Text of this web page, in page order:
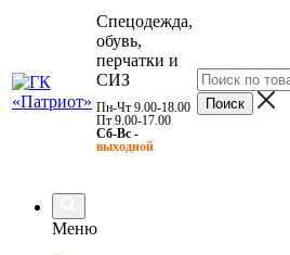
Спецодежда,
обувь,
перчатки и
СИЗ
Пн-Чт 9.00-18.00
Пт 9.00-17.00
Сб-Вс -
выходной
Меню